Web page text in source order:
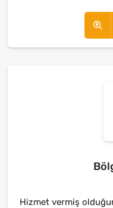
Hizmet vermiş